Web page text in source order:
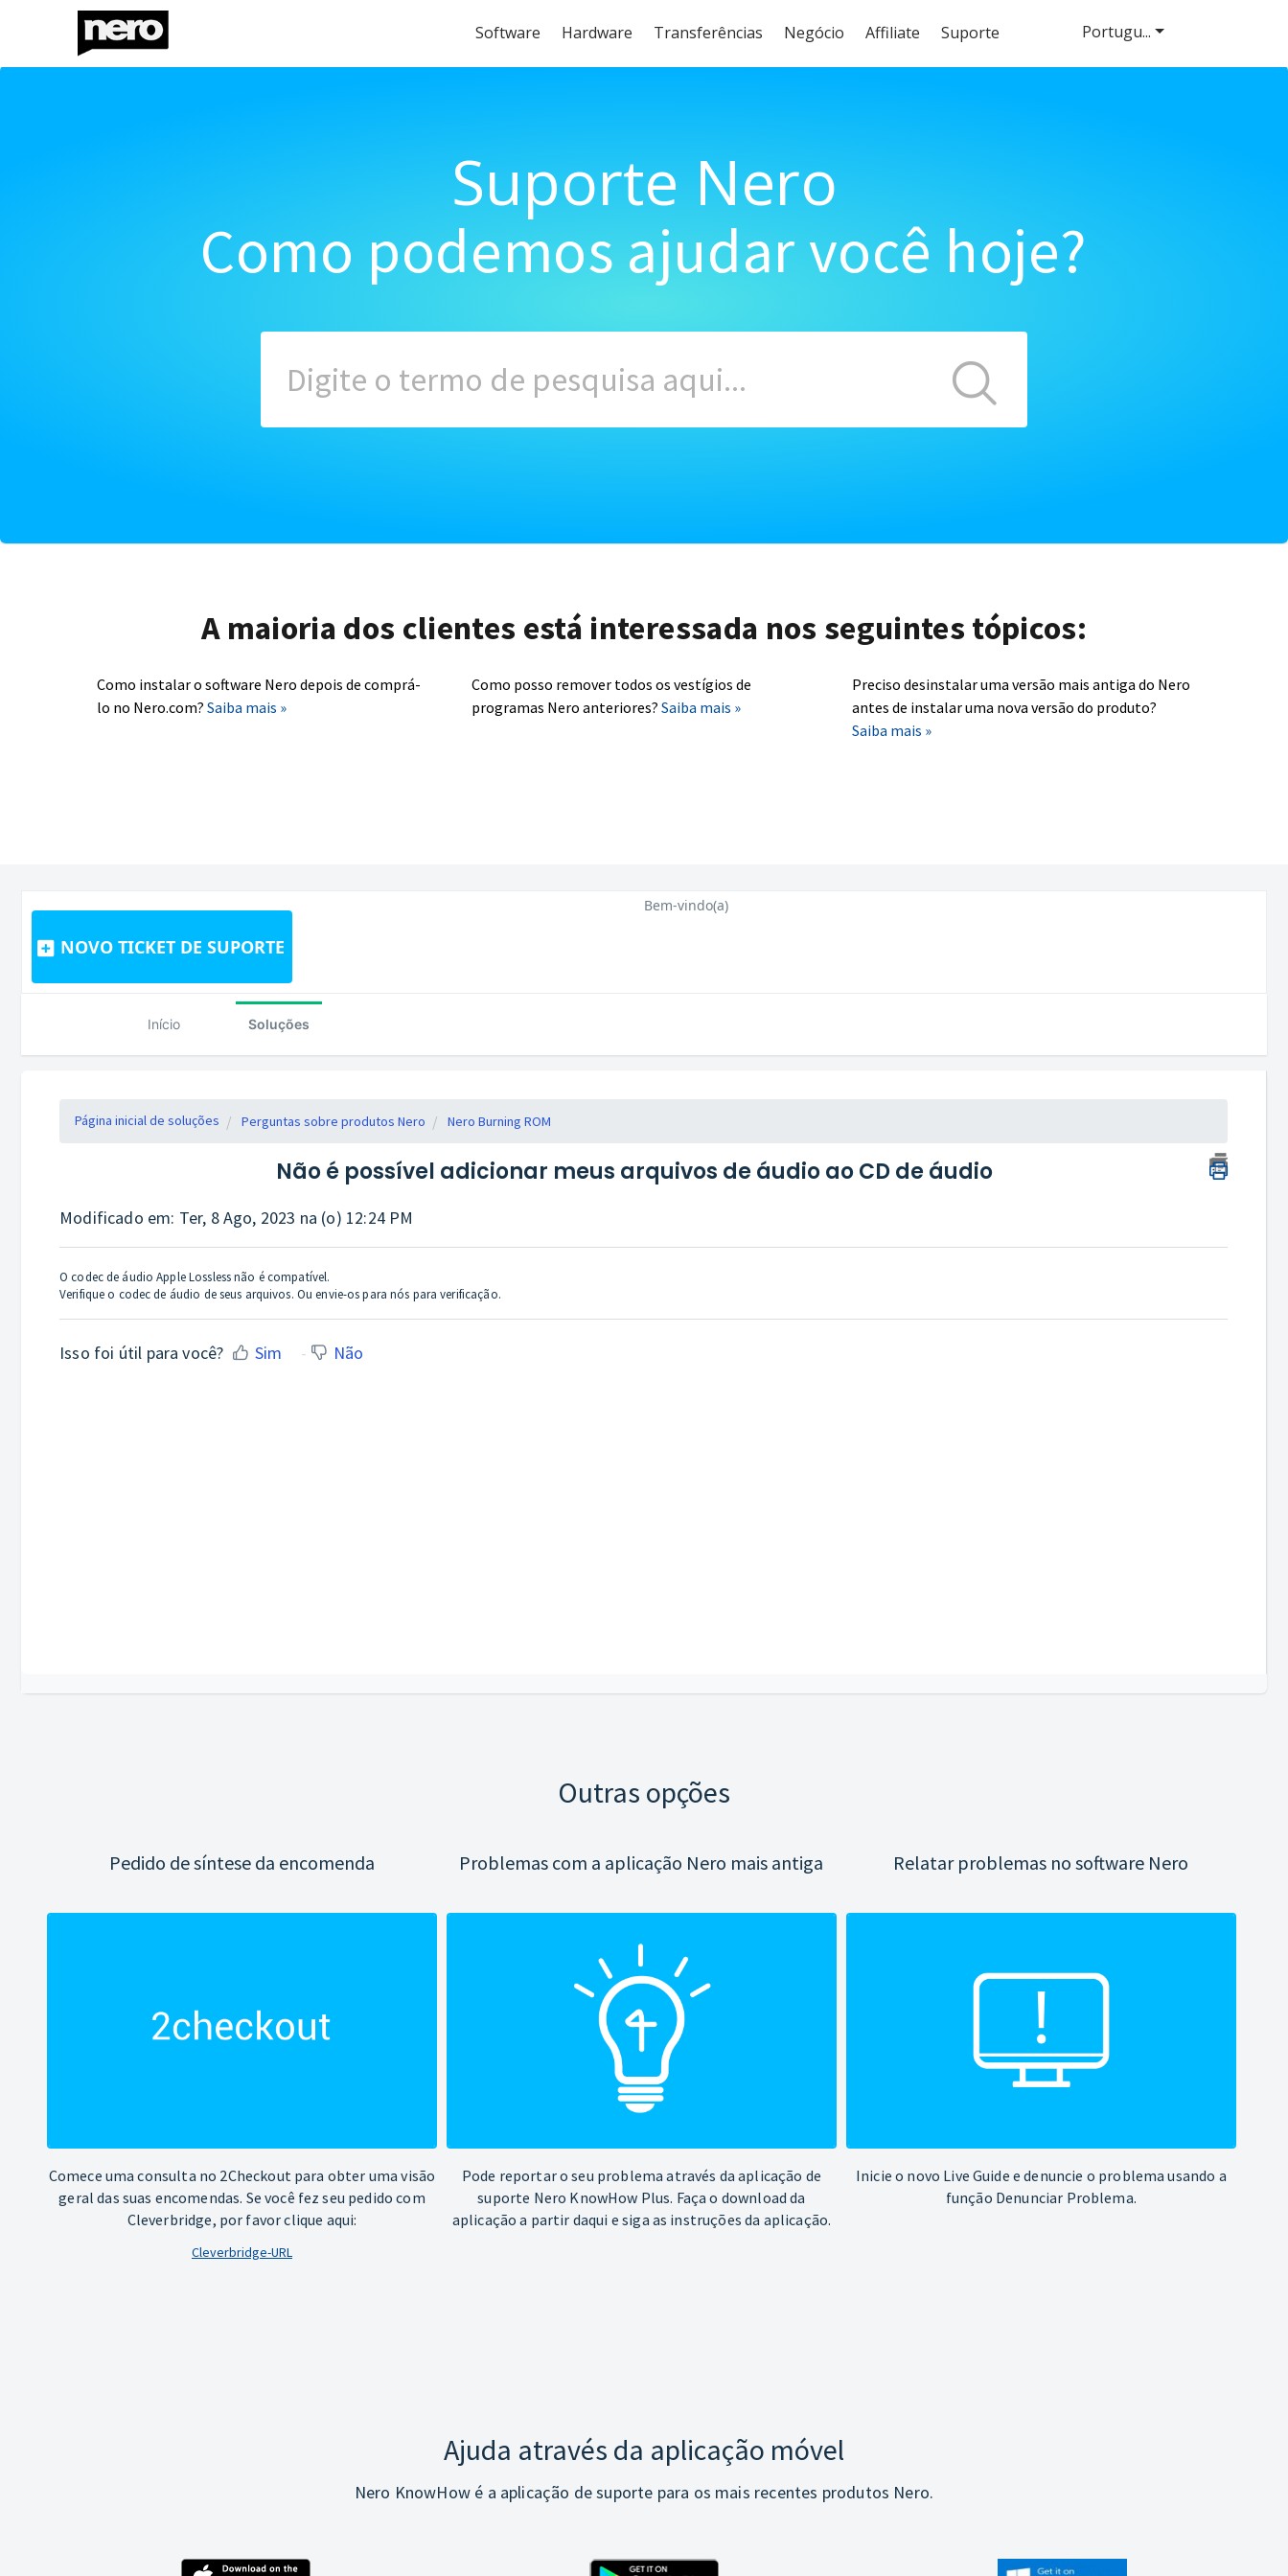
Software Hardware Transferências Negócio Affiliate Suporte
Suporte Nero
Como podemos ajudar você hoje?
A maioria dos clientes está interessada nos seguintes tópicos:
Como instalar o software Nero depois de comprá-
lo no Nero.com? Saiba mais »
Como posso remover todos os vestígios de
programas Nero anteriores? Saiba mais »
Preciso desinstalar uma versão mais antiga do Nero
antes de instalar uma nova versão do produto?
Saiba mais »
NOVO TICKET DE SUPORTE
Portugu...
Bem-vindo(a)
Início Soluções
Página inicial de soluções Perguntas sobre produtos Nero Nero Burning ROM
Não é possível adicionar meus arquivos de áudio ao CD de áudio
Modificado em: Ter, 8 Ago, 2023 na (o) 12:24 PM
O codec de áudio Apple Lossless não é compatível.
Verifique o codec de áudio de seus arquivos. Ou envie-os para nós para verificação.
Isso foi útil para você? Sim Não
Outras opções
Pedido de síntese da encomenda
Comece uma consulta no 2Checkout para obter uma visão
geral das suas encomendas. Se você fez seu pedido com
Cleverbridge, por favor clique aqui:
Cleverbridge-URL
Problemas com a aplicação Nero mais antiga
Pode reportar o seu problema através da aplicação de
suporte Nero KnowHow Plus. Faça o download da
aplicação a partir daqui e siga as instruções da aplicação.
Relatar problemas no software Nero
Inicie o novo Live Guide e denuncie o problema usando a
função Denunciar Problema.
Ajuda através da aplicação móvel
Nero KnowHow é a aplicação de suporte para os mais recentes produtos Nero.